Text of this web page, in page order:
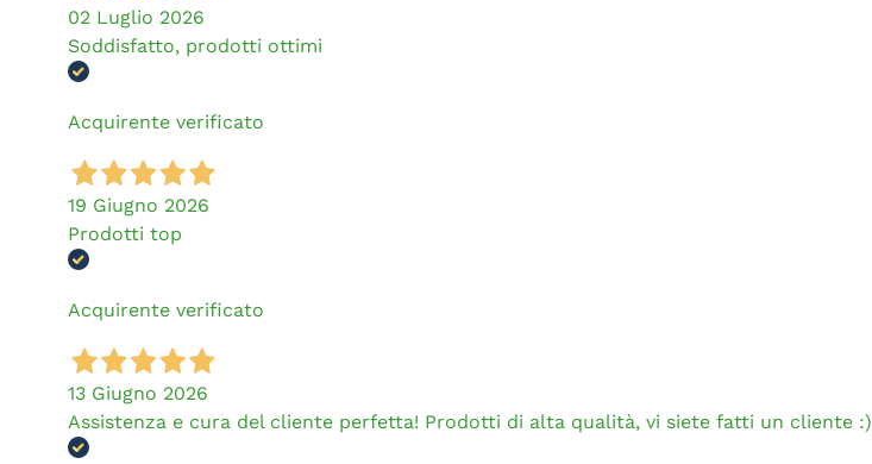
02 Luglio 2026
Soddisfatto, prodotti ottimi
Acquirente verificato
19 Giugno 2026
Prodotti top
Acquirente verificato
13 Giugno 2026
Assistenza e cura del cliente perfetta! Prodotti di alta qualità, vi siete fatti un cliente :)